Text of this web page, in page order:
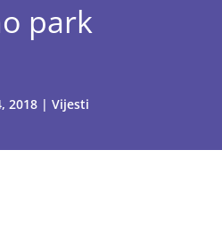
park
2018| Vijesti